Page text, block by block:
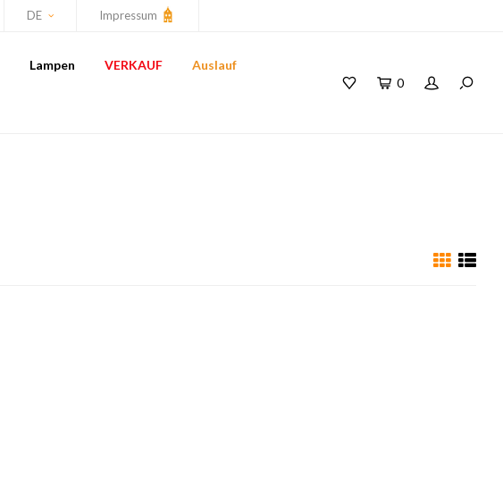
DE Impressum
Lampen VERKAUF Auslauf
0